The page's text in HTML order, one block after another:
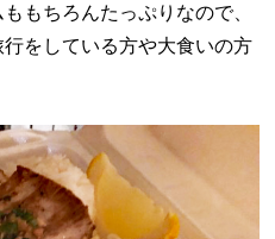
もちろんたっぷりなので、
をしている方や大食いの方